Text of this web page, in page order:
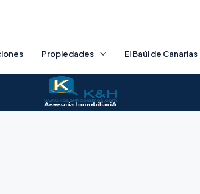
Propiedades El Baúl de Canarias